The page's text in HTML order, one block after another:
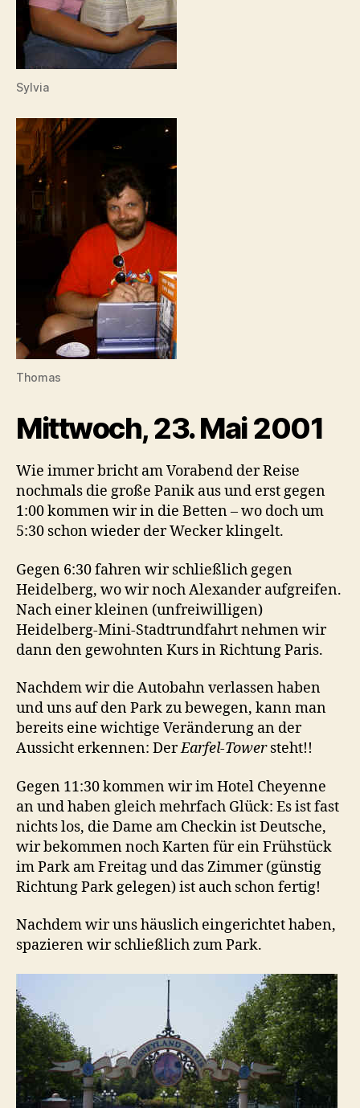
Sylvia
Thomas
Mittwoch, 23. Mai 2001
Wie immer bricht am Vorabend der Reise
nochmals die große Panik aus und erst gegen
1:00 kommen wir in die Betten – wo doch um
5:30 schon wieder der Wecker klingelt.
Gegen 6:30 fahren wir schließlich gegen
Heidelberg, wo wir noch Alexander aufgreifen.
Nach einer kleinen (unfreiwilligen)
Heidelberg-Mini-Stadtrundfahrt nehmen wir
dann den gewohnten Kurs in Richtung Paris.
Nachdem wir die Autobahn verlassen haben
und uns auf den Park zu bewegen, kann man
bereits eine wichtige Veränderung an der
Aussicht erkennen: DerEarfel-Towersteht!!
Gegen 11:30 kommen wir im Hotel Cheyenne
an und haben gleich mehrfach Glück: Es ist fast
nichts los, die Dame am Checkin ist Deutsche,
wir bekommen noch Karten für ein Frühstück
im Park am Freitag und das Zimmer (günstig
Richtung Park gelegen) ist auch schon fertig!
Nachdem wir uns häuslich eingerichtet haben,
spazieren wir schließlich zum Park.